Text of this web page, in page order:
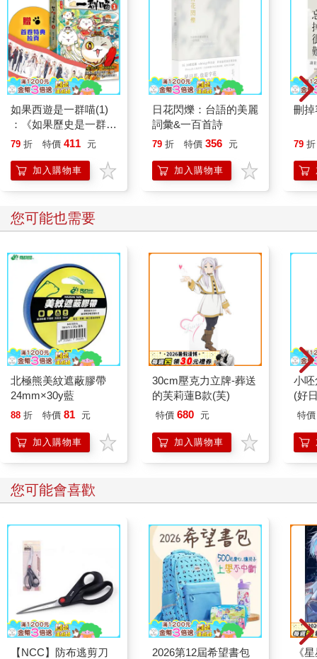
如果西遊是一群喵(1)
：《如果歷史是一群
喵》作者最新力作，附
79 折 特價 411 元
加入購物車
日花閃爍：台語的美麗
詞彙&一百首詩
79 折 特價 356 元
加入購物車
刪
79 折
您可能也需要
北極熊美紋遮蔽膠帶
24mm×30y藍
88 折 特價 81 元
加入購物車
30cm壓克力立牌-葬送
的芙莉蓮B款(芙)
特價 680 元
加入購物車
小
(好
特價
您可能會喜歡
【NCC】防布逃剪刀
2026第12屆希望書包
《